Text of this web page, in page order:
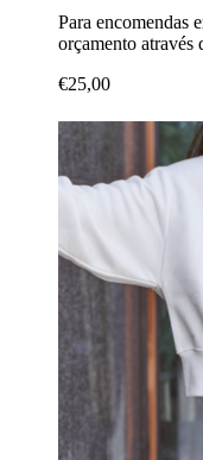
Para encomendas
orçamento através
€25,00